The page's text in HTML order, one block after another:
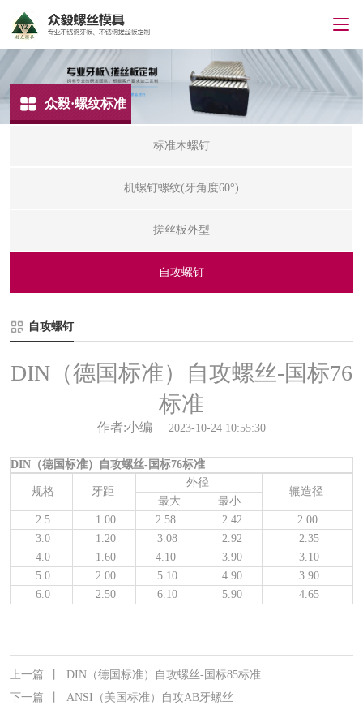
众毅·螺纹标准
标准木螺钉
机螺钉螺纹(牙角度60°)
搓丝板外型
自攻螺钉
自攻螺钉
DIN（德国标准）自攻螺丝-国标76
标准
作者:小编 2023-10-24 10:55:30
DIN（德国标准）自攻螺丝-国标76标准
规格 牙距
外径
辗造径
最大
最小
2.5
1.00 2.58 2.42
2.00
3.0
1.20 3.08 2.92
2.35
4.0
1.60 4.10 3.90
3.10
5.0
2.00 5.10 4.90
3.90
6.0
2.50 6.10 5.90 4.65
上一篇
DIN（德国标准）自攻螺丝-国标85标准
下一篇
ANSI（美国标准）自攻AB牙螺丝